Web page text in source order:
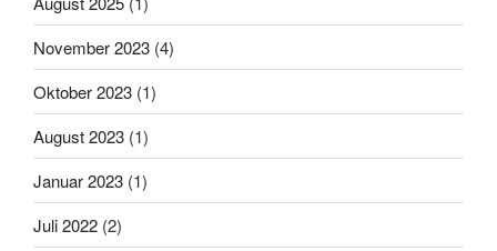
November 2023 (4)
Oktober 2023 (1)
August 2023 (1)
Januar 2023 (1)
Juli 2022 (2)